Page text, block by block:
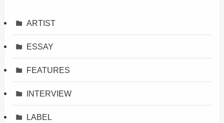
ARTIST
ESSAY
FEATURES
INTERVIEW
LABEL